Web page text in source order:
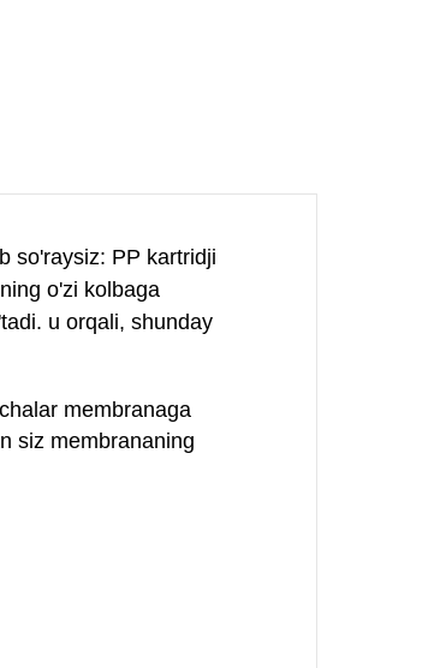
so'raysiz: PP kartridji
o'zi kolbaga
u orqali, shunday
membranaga
siz membrananing